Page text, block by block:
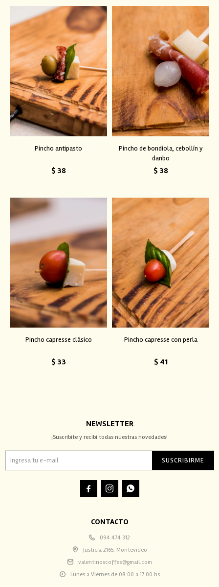
Pincho antipasto
$ 38
Pincho de bondiola, cebollín y
danbo
$ 38
Pincho capresse clásico
$ 33
Pincho capresse con perla
$ 41
CONTACTO
094 474 312
Justicia 2165, Montevideo
valentinoscoffee@gmail.com
Lunes a Viernes de 08:00 a 17:00 hs
NEWSLETTER
¡Suscribite y recibí todas nuestras novedades!
SUSCRIBIRME
  